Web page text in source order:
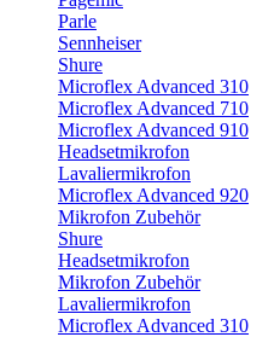
Parle
Sennheiser
Shure
Microflex Advanced 310
Microflex Advanced 710
Microflex Advanced 910
Headsetmikrofon
Lavaliermikrofon
Microflex Advanced 920
Mikrofon Zubehör
Shure
Headsetmikrofon
Mikrofon Zubehör
Lavaliermikrofon
Microflex Advanced 310